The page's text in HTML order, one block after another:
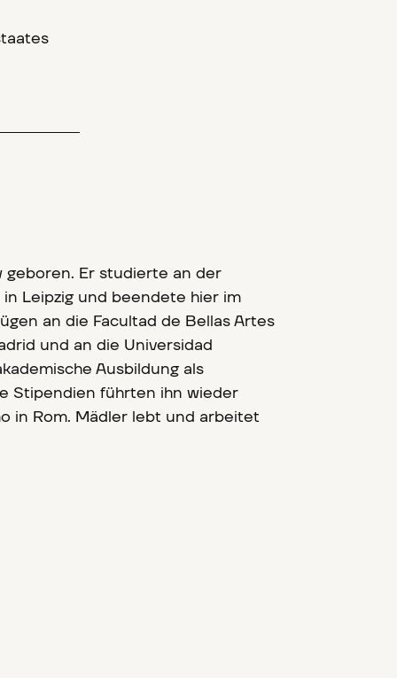
geboren. Er studierte an der
Leipzig und beendete hier im
an die Facultad de Bellas Artes
und an die Universidad
Ausbildung als
Stipendien führten ihn wieder
in Rom. Mädler lebt und arbeitet